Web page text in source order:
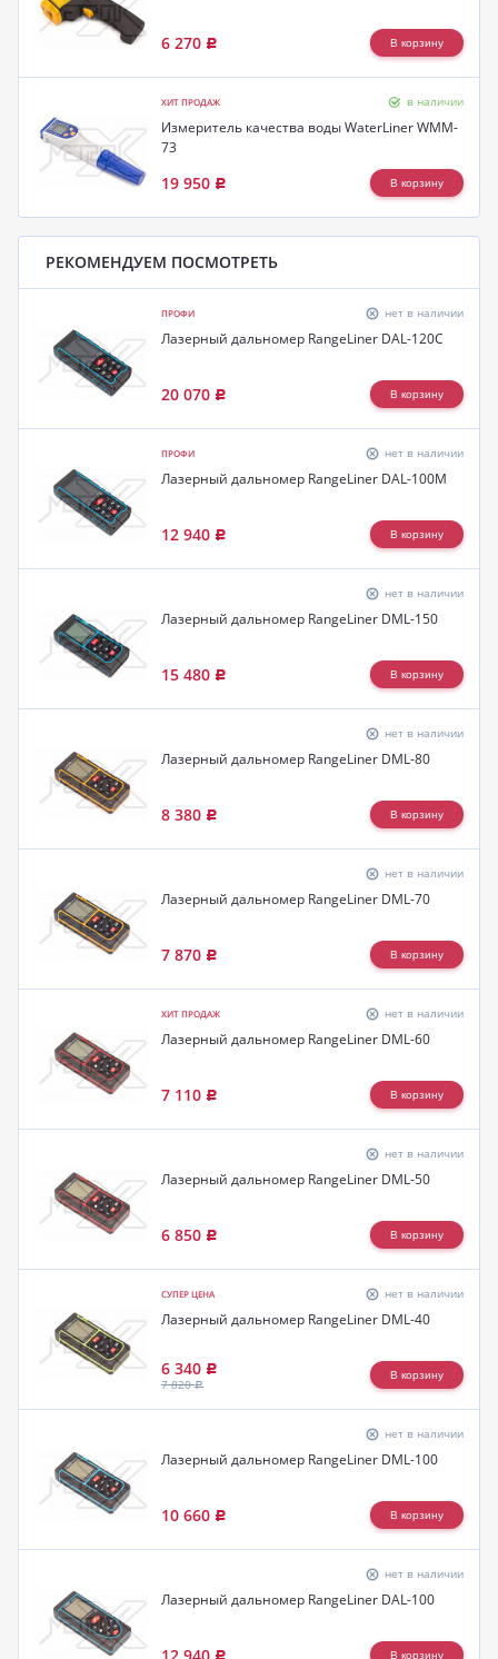
6 270 Р
ХИТ ПРОДАЖ в наличии
Измеритель качества воды WaterLiner WMM-
73
19 950 Р
РЕКОМЕНДУЕМ ПОСМОТРЕТЬ
ПРОФИ нет в наличии
Лазерный дальномер RangeLiner DAL-120C
20 070 Р
ПРОФИ нет в наличии
Лазерный дальномер RangeLiner DAL-100M
12 940 Р
нет в наличии
Лазерный дальномер RangeLiner DML-150
15 480 Р
нет в наличии
Лазерный дальномер RangeLiner DML-80
8 380 Р
нет в наличии
Лазерный дальномер RangeLiner DML-70
7 870 Р
ХИТ ПРОДАЖ нет в наличии
Лазерный дальномер RangeLiner DML-60
7 110 Р
нет в наличии
Лазерный дальномер RangeLiner DML-50
6 850 Р
СУПЕР ЦЕНА нет в наличии
Лазерный дальномер RangeLiner DML-40
6 340 Р
7 820Р
нет в наличии
Лазерный дальномер RangeLiner DML-100
10 660 Р
нет в наличии
Лазерный дальномер RangeLiner DAL-100
Р